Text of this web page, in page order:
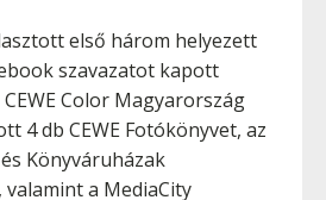
első három helyezett
szavazatot kapott
Color Magyarország
4 db CEWE Fotókönyvet, az
Könyváruházak
a MediaCity